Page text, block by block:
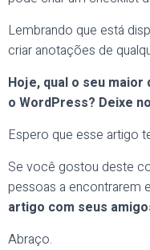
Lembrando que está
criar anotações de
Hoje, qual o seu
o WordPress? Deixe
Espero que esse artigo
Se você gostou deste
pessoas a encontrarem
artigo com seus
Abraço.